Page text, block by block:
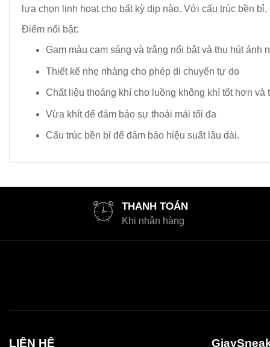
lựa chọn linh hoạt cho bất kỳ dịp nào. Với cấu trúc bền
Điểm nổi bật:
Gam màu cam sáng và trắng nổi bật và thu hút ánh
Thiết kế nhẹ nhàng cho phép di chuyển tự do
Chất liệu thoáng khí cho luồng không khí tốt hơn và
Vừa khít để đảm bảo sự thoải mái tối đa
Cấu trúc bền bỉ để đảm bảo hiệu suất lâu dài.
THANH TOÁN
Khi nhận hàng
LIÊN HỆ